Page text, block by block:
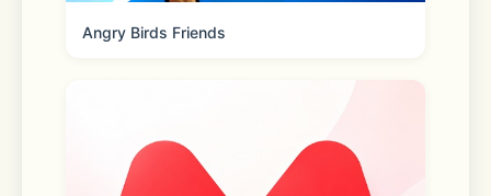
Angry Birds Friends